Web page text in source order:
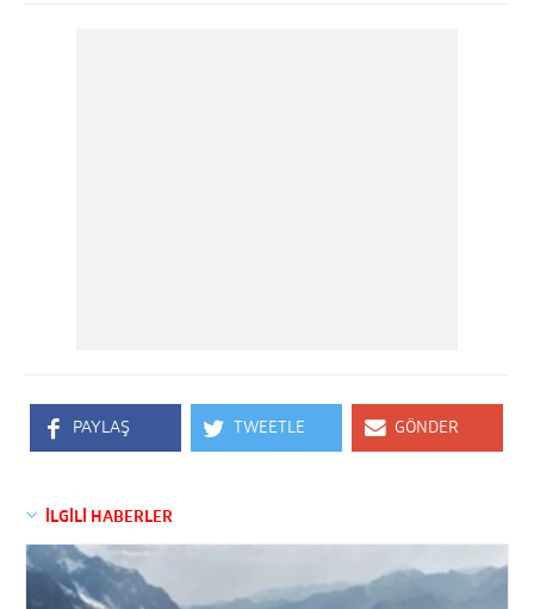
PAYLAŞ TWEETLE GÖNDER
İLGİLİ HABERLER